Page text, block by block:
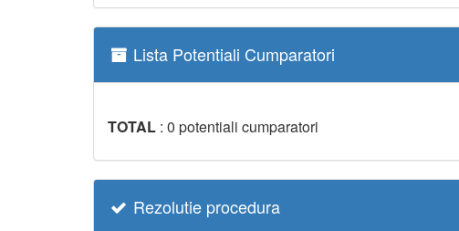
Lista Potentiali Cumparatori
TOTAL : 0 potentiali cumparatori
Rezolutie procedura